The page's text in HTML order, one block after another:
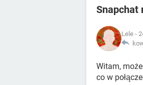
Snapchat
Lele -
Witam,
co w